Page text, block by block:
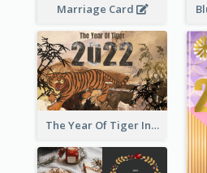
Marriage Card
The Year Of Tiger Ink Illustration New Year Greeting Card